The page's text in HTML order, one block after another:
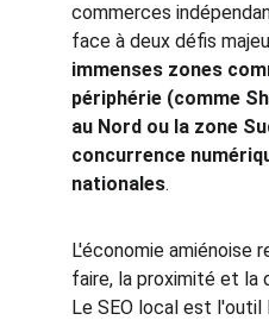
commerces
face à deux défis
immenses zones
périphérie (comme
au Nord ou la zone
concurrence
nationales.
L'économie amiénoise
faire, la proximité et la
Le SEO local est l'outil